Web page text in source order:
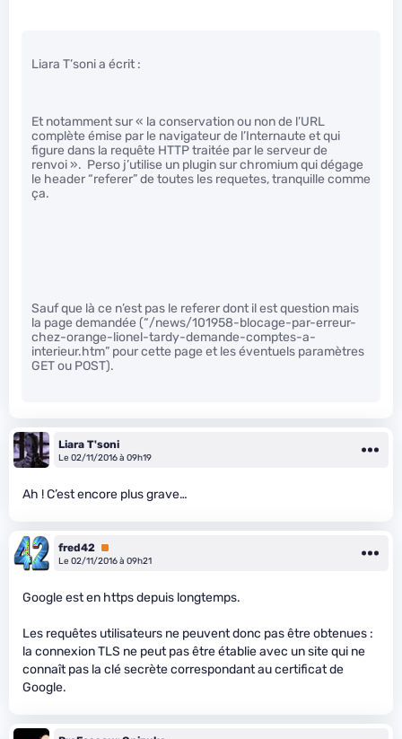
Liara T’soni a écrit :
Et notamment sur « la conservation ou non de l’URL
complète émise par le navigateur de l’Internaute et qui
figure dans la requête HTTP traitée par le serveur de
renvoi ». Perso j’utilise un plugin sur chromium qui dégage
le header “referer” de toutes les requetes, tranquille comme
ça.
Sauf que là ce n’est pas le referer dont il est question mais
la page demandée (“/news/101958-blocage-par-erreur-
chez-orange-lionel-tardy-demande-comptes-a-
interieur.htm” pour cette page et les éventuels paramètres
GET ou POST).
Liara T'soni
Le 02/11/2016 à 09h19
Ah ! C’est encore plus grave…
fred42 Premium
Le 02/11/2016 à 09h21
Google est en https depuis longtemps.
Les requêtes utilisateurs ne peuvent donc pas être obtenues :
la connexion TLS ne peut pas être établie avec un site qui ne
connaît pas la clé secrète correspondant au certificat de
Google.